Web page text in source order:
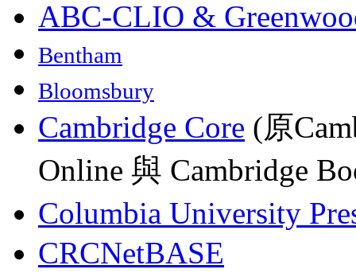
ABC-CLIO &
Bentham
Bloomsbury
Cambridge Core (原
Online 與 Cambridge
Columbia University
CRCNetBASE